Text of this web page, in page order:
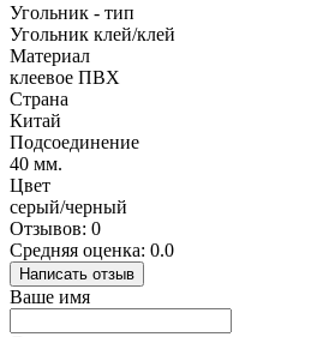
Угольник - тип
Угольник клей/клей
Материал
клеевое ПВХ
Страна
Китай
Подсоединение
40 мм.
Цвет
серый/черный
Отзывов: 0
Средняя оценка: 0.0
Написать отзыв
Ваше имя